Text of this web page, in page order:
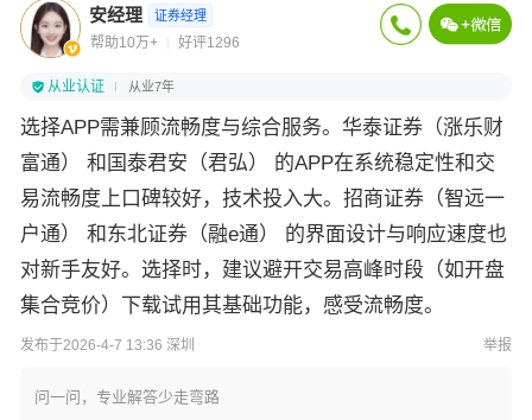
安经理 证券经理
帮助10万+ 好评1296
从业认证 从业7年
选择APP需兼顾流畅度与综合服务。华泰证券（涨乐财
富通）​ 和国泰君安（君弘）​ 的APP在系统稳定性和交
易流畅度上口碑较好，技术投入大。招商证券（智远一
户通）​ 和东北证券（融e通）​ 的界面设计与响应速度也
对新手友好。选择时，建议避开交易高峰时段（如开盘
集合竞价）下载试用其基础功能，感受流畅度。
发布于2026-4-7 13:36 深圳 举报
问一问，专业解答少走弯路